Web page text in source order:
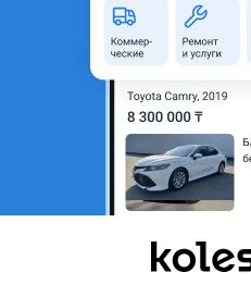
Объем двигателя, л
Пробег